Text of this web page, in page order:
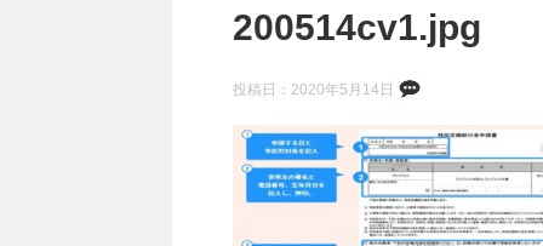
200514cv1.jpg
投稿日： 2020年5月14日